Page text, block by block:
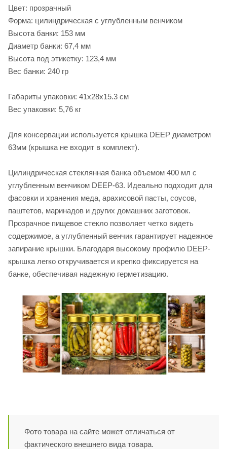
Цвет: прозрачный
Форма: цилиндрическая с углубленным венчиком
Высота банки: 153 мм
Диаметр банки: 67,4 мм
Высота под этикетку: 123,4 мм
Вес банки: 240 гр
Габариты упаковки: 41х28х15.3 см
Вес упаковки: 5,76 кг
Для консервации используется крышка DEEP диаметром
63мм (крышка не входит в комплект).
Цилиндрическая стеклянная банка объемом 400 мл с
углубленным венчиком DEEP-63. Идеально подходит для
фасовки и хранения меда, арахисовой пасты, соусов,
паштетов, маринадов и других домашних заготовок.
Прозрачное пищевое стекло позволяет четко видеть
содержимое, а углубленный венчик гарантирует надежное
запирание крышки. Благодаря высокому профилю DEEP-
крышка легко откручивается и крепко фиксируется на
банке, обеспечивая надежную герметизацию.
Фото товара на сайте может отличаться от
фактического внешнего вида товара.